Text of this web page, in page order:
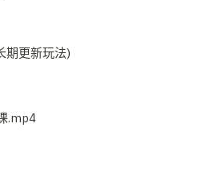
期更新玩法)
.mp4